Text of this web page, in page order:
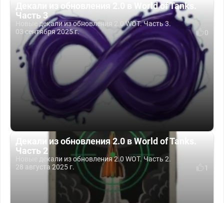
Декали из обновления 2.0 в World of Tanks.
Часть 3
Новые декали из обновления 2.0 WOT. Часть 3.
03 сентября 2025 г.
0
Декали из обновления 2.0 в World of Tanks.
Часть 2
Новые декали из обновления 2.0 WOT. Часть 2.
28 августа 2025 г.
1